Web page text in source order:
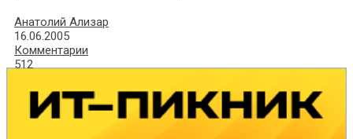
Анатолий Ализар
16.06.2005
Комментарии
512